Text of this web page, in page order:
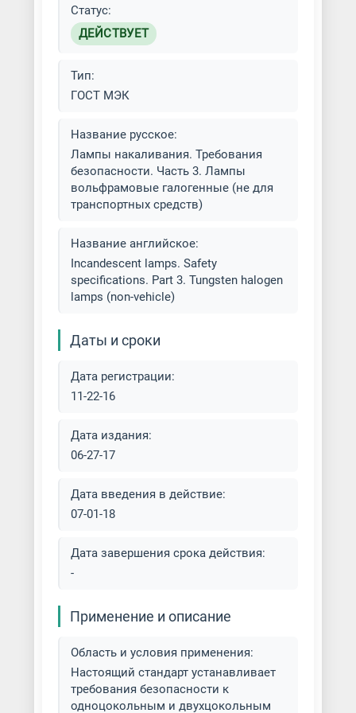
Статус:
ДЕЙСТВУЕТ
Тип:
ГОСТ МЭК
Название русское:
Лампы накаливания. Требования
безопасности. Часть 3. Лампы
вольфрамовые галогенные (не для
транспортных средств)
Название английское:
Incandescent lamps. Safety
specifications. Part 3. Tungsten halogen
lamps (non-vehicle)
Даты и сроки
Дата регистрации:
11-22-16
Дата издания:
06-27-17
Дата введения в действие:
07-01-18
Дата завершения срока действия:
-
Применение и описание
Область и условия применения:
Настоящий стандарт устанавливает
требования безопасности к
одноцокольным и двухцокольным